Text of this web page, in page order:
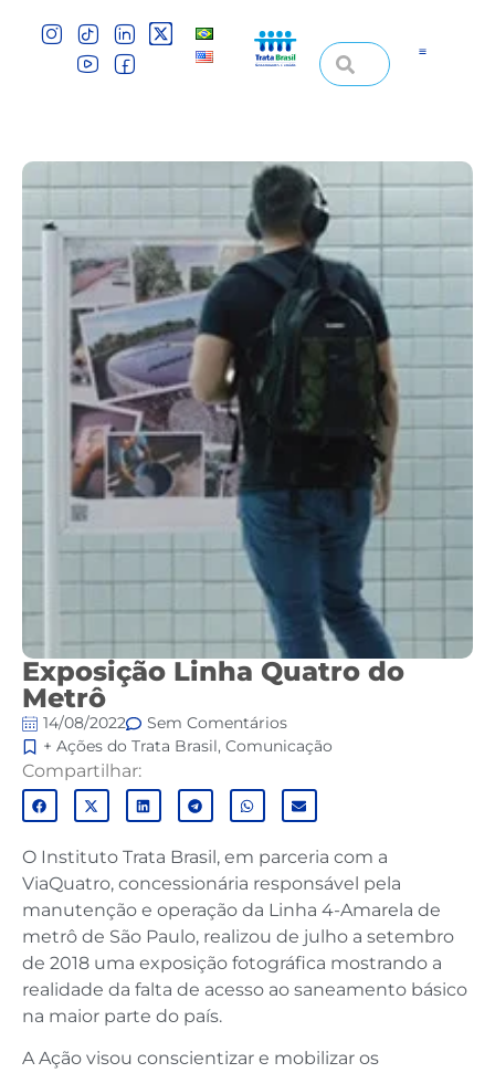
Exposição Linha Quatro do
Metrô
14/08/2022
Sem Comentários
+ Ações do Trata Brasil, Comunicação
Compartilhar:
O Instituto Trata Brasil, em parceria com a
ViaQuatro, concessionária responsável pela
manutenção e operação da Linha 4-Amarela de
metrô de São Paulo, realizou de julho a setembro
de 2018 uma exposição fotográfica mostrando a
realidade da falta de acesso ao saneamento básico
na maior parte do país.
A Ação visou conscientizar e mobilizar os